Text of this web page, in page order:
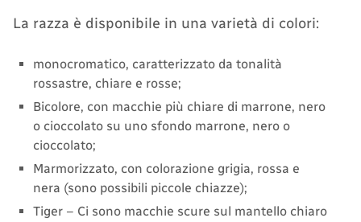
La razza è disponibile in una varietà di colori:
monocromatico, caratterizzato da tonalità
rossastre, chiare e rosse;
Bicolore, con macchie più chiare di marrone, nero
o cioccolato su uno sfondo marrone, nero o
cioccolato;
Marmorizzato, con colorazione grigia, rossa e
nera (sono possibili piccole chiazze);
Tiger – Ci sono macchie scure sul mantello chiaro